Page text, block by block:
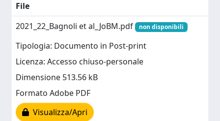
File
2021_22_Bagnoli et al_JoBM.pdf
non disponibili
Tipologia: Documento in Post-print
Licenza: Accesso chiuso-personale
Dimensione 513.56 kB
Formato Adobe PDF
Visualizza/Apri